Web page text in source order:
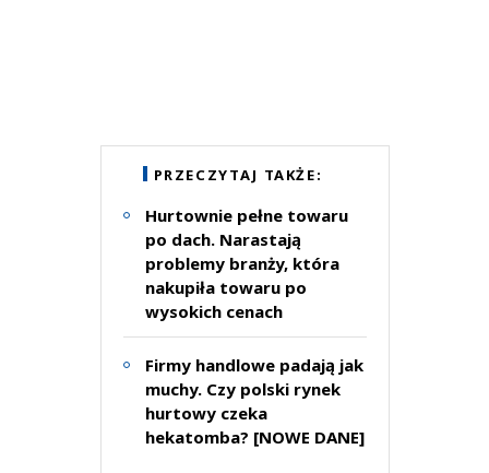
PRZECZYTAJ TAKŻE:
Hurtownie pełne towaru
po dach. Narastają
problemy branży, która
nakupiła towaru po
wysokich cenach
Firmy handlowe padają jak
muchy. Czy polski rynek
hurtowy czeka
hekatomba? [NOWE DANE]